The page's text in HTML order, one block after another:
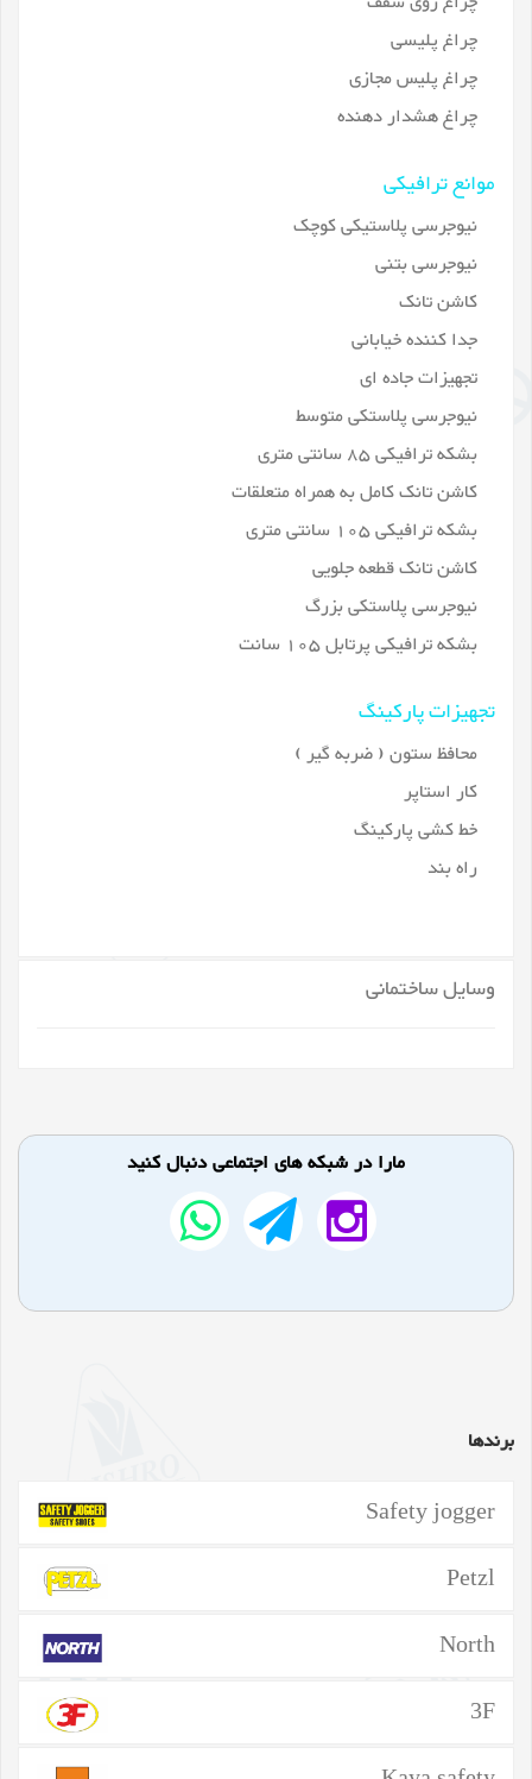
چراغ پلیسی
چراغ پلیس مجازی
چراغ هشدار دهنده
موانع ترافیکی
نیوجرسی پلاستیکی کوچک
نیوجرسی بتنی
کاشن تانک
جدا کننده خیابانی
تجهیزات جاده ای
نیوجرسی پلاستکی متوسط
بشکه ترافیکی 85 سانتی متری
کاشن تانک کامل به همراه متعلقات
بشکه ترافیکی 105 سانتی متری
کاشن تانک قطعه جلویی
نیوجرسی پلاستکی بزرگ
بشکه ترافیکی پرتابل 105 سانت
تجهیزات پارکینگ
محافظ ستون ( ضربه گیر )
کار استاپر
خط کشی پارکینگ
راه بند
وسایل ساختمانی
مارا در شبکه های اجتماعی دنبال کنید
برندها
Safety jogger
Petzl
North
3F